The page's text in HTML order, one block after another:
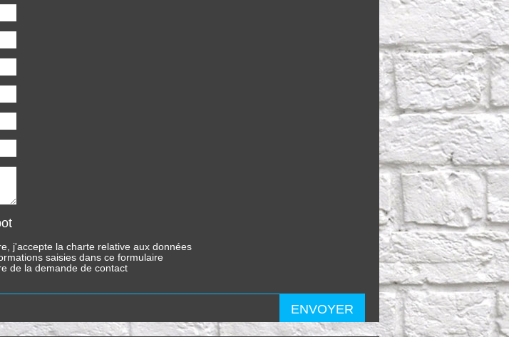
j'accepte la charte relative aux données
saisies dans ce formulaire
de la demande de contact
ENVOYER